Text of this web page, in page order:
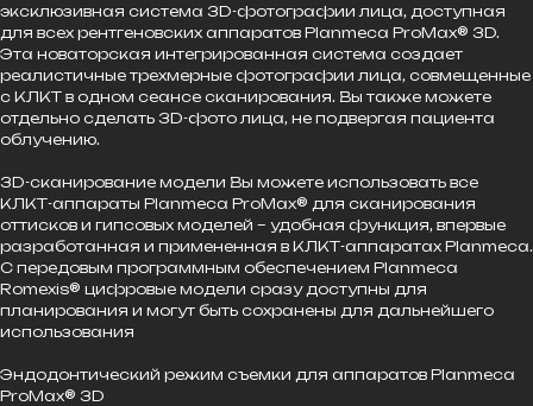
эксклюзивная система 3D-фотографии лица, доступная
для всех рентгеновских аппаратов Planmeca ProMax® 3D.
Эта новаторская интегрированная система создает
реалистичные трехмерные фотографии лица, совмещенные
с КЛКТ в одном сеансе сканирования. Вы также можете
отдельно сделать 3D-фото лица, не подвергая пациента
облучению.
3D-cканирование модели Вы можете использовать все
КЛКТ-аппараты Planmeca ProMax® для сканирования
оттисков и гипсовых моделей – удобная функция, впервые
разработанная и примененная в КЛКТ-аппаратах Planmeca.
С передовым программным обеспечением Planmeca
Romexis® цифровые модели сразу доступны для
планирования и могут быть сохранены для дальнейшего
использования
Эндодонтический режим съемки для аппаратов Planmeca
ProMax® 3D